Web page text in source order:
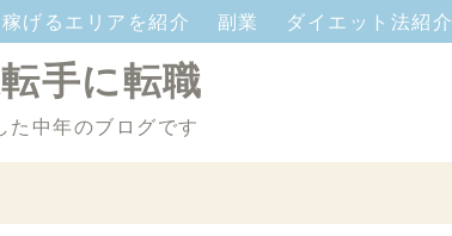
稼げるエリアを紹介 副業 ダイエット法紹介
手に転職
た中年のブログです